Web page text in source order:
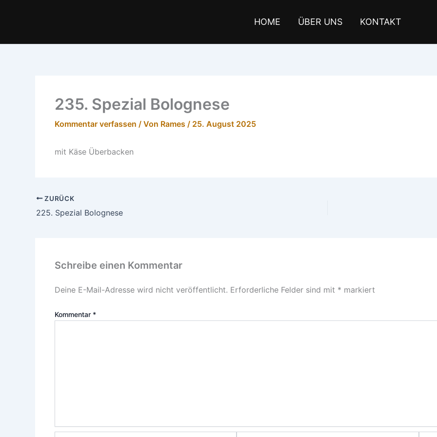
HOME ÜBER UNS KONTAKT
235. Spezial Bolognese
Kommentar verfassen / Von Rames / 25. August 2025
mit Käse Überbacken
ZURÜCK
225. Spezial Bolognese
Schreibe einen Kommentar
Deine E-Mail-Adresse wird nicht veröffentlicht. Erforderliche Felder sind mit * markiert
Kommentar *